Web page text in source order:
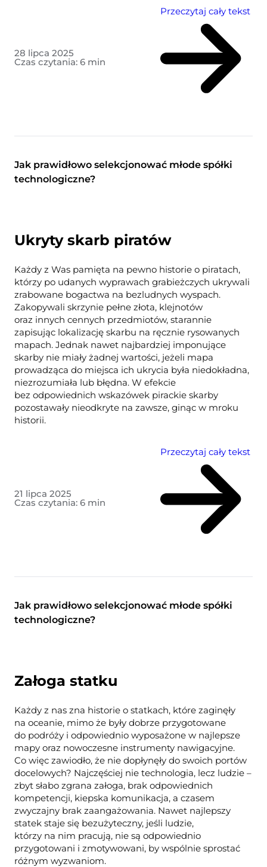
28 lipca 2025
Czas czytania: 6 min
Przeczytaj cały tekst
Jak prawidłowo selekcjonować młode spółki
technologiczne?
Ukryty skarb piratów
Każdy z Was pamięta na pewno historie o piratach,
którzy po udanych wyprawach grabieżczych ukrywali
zrabowane bogactwa na bezludnych wyspach.
Zakopywali skrzynie pełne złota, klejnotów
oraz innych cennych przedmiotów, starannie
zapisując lokalizację skarbu na ręcznie rysowanych
mapach. Jednak nawet najbardziej imponujące
skarby nie miały żadnej wartości, jeżeli mapa
prowadząca do miejsca ich ukrycia była niedokładna,
niezrozumiała lub błędna. W efekcie
bez odpowiednich wskazówek pirackie skarby
pozostawały nieodkryte na zawsze, ginąc w mroku
historii.
21 lipca 2025
Czas czytania: 6 min
Przeczytaj cały tekst
Jak prawidłowo selekcjonować młode spółki
technologiczne?
Załoga statku
Każdy z nas zna historie o statkach, które zaginęły
na oceanie, mimo że były dobrze przygotowane
do podróży i odpowiednio wyposażone w najlepsze
mapy oraz nowoczesne instrumenty nawigacyjne.
Co więc zawiodło, że nie dopłynęły do swoich portów
docelowych? Najczęściej nie technologia, lecz ludzie –
zbyt słabo zgrana załoga, brak odpowiednich
kompetencji, kiepska komunikacja, a czasem
zwyczajny brak zaangażowania. Nawet najlepszy
statek staje się bezużyteczny, jeśli ludzie,
którzy na nim pracują, nie są odpowiednio
przygotowani i zmotywowani, by wspólnie sprostać
różnym wyzwaniom.